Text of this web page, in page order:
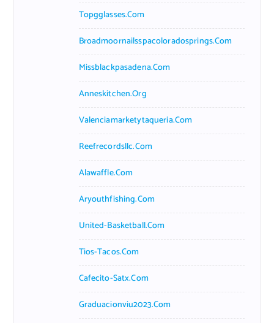
Topgglasses.com
Broadmoornailsspacoloradosprings.com
Missblackpasadena.com
Anneskitchen.org
Valenciamarketytaqueria.com
Reefrecordsllc.com
Alawaffle.com
Aryouthfishing.com
United-Basketball.com
Tios-Tacos.com
Cafecito-Satx.com
Graduacionviu2023.com